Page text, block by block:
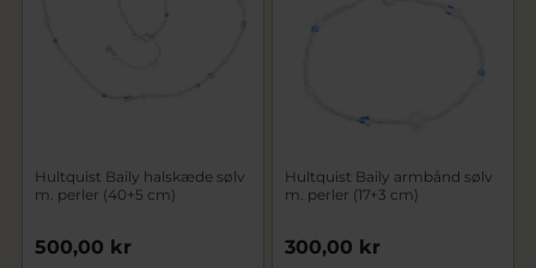
Hultquist Baily halskæde sølv
m. perler (40+5 cm)
500,00 kr
Hultquist Baily armbånd sølv
m. perler (17+3 cm)
300,00 kr